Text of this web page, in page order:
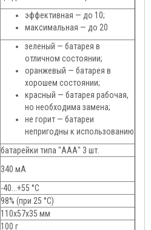
эффективная — до 10;
максимальная — до 20
зеленый — батарея в
отличном состоянии;
оранжевый — батарея в
хорошем состоянии;
красный — батарея рабочая,
но необходима замена;
не горит — батареи
непригодны к использованию
батарейки типа "ААА" 3 шт.
340 мА
-40...+55 °С
98% (при 25 °С)
110х57х35 мм
100 г